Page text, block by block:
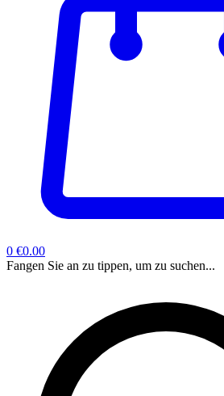
0 €0.00
Fangen Sie an zu tippen, um zu suchen...